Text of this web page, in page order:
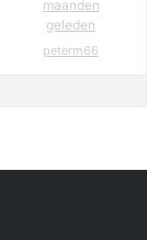
maanden
geleden
peterm66